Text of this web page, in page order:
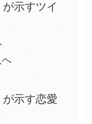
示すツイ
示す恋愛